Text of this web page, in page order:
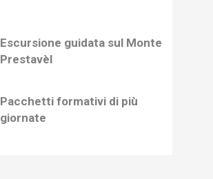
Escursione guidata sul Monte
Prestavèl
Pacchetti formativi di più
giornate